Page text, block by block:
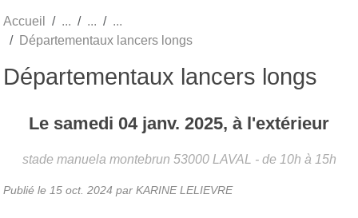
Accueil
Départementaux lancers longs
Départementaux lancers longs
Le samedi 04 janv. 2025, à l'extérieur
stade manuela montebrun 53000 LAVAL - de 10h à 15h
Publié le 15 oct. 2024 par KARINE LELIEVRE